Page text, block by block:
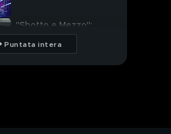
"Sbotto e Mezzo":
Luca Zaia e la richiesta
di sblocco del terzo
Puntata intera